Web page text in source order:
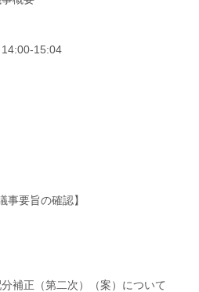
15:04
事要旨の確認】
補正（第二次）（案）について